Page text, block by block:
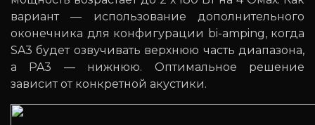
вариант — использование дополнительного
оконечника для конфигурации bi-amping, когда
SA3 будет озвучивать верхнюю часть диапазона,
а PA3 — нижнюю. Оптимальное решение
зависит от конкретной акустики.